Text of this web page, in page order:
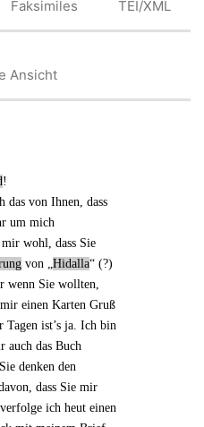
Faksimiles TEI/XML
Ansicht
!
das von Ihnen, dass
um mich
wohl, dass Sie
von „Hidalla“ (?)
wenn Sie wollten,
einen Karten Gruß
Tagen ist’s ja. Ich bin
auch dasBuch
denken den
dass Sie mir
ich heut einen